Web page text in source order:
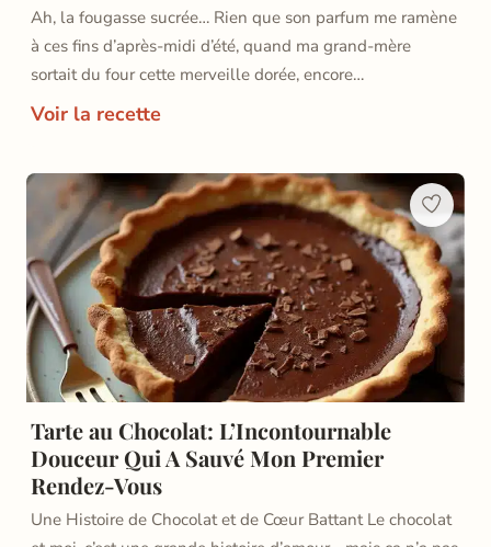
Ah, la fougasse sucrée… Rien que son parfum me ramène
à ces fins d’après-midi d’été, quand ma grand-mère
sortait du four cette merveille dorée, encore…
Voir la recette
Tarte au Chocolat: L’Incontournable
Douceur Qui A Sauvé Mon Premier
Rendez-Vous
Une Histoire de Chocolat et de Cœur Battant Le chocolat